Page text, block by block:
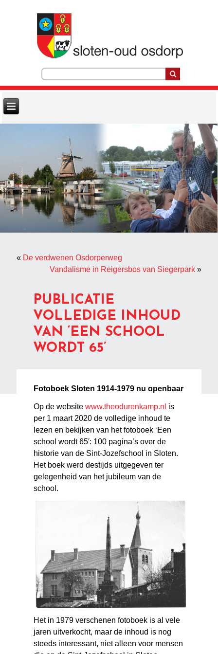
« De verdwenen Osdorperweg
Vandalisme in Reigersbos van Siegerpark»
PUBLICATIE
VOLLEDIGE INHOUD
VAN ‘EEN SCHOOL
WORDT 65’
Fotoboek Sloten 1914-1979 nu openbaar
Op de websitewww.theodurenkamp.nl is
per 1 maart 2020 de volledige inhoud te
lezen en bekijken van het fotoboek ‘Een
school wordt 65′: 100 pagina’s over de
historie van de Sint-Jozefschool in Sloten.
Het boek werd destijds uitgegeven ter
gelegenheid van het jubileum van de
school.
Het in 1979 verschenen fotoboek is al vele
jaren uitverkocht, maar de inhoud is nog
steeds interessant, niet alleen voor mensen